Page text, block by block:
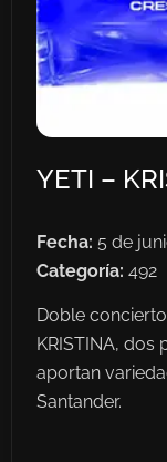
YETI –
Fecha: 5 de
Categoría: 492
Doble
KRISTINA,
aportan
Santander.